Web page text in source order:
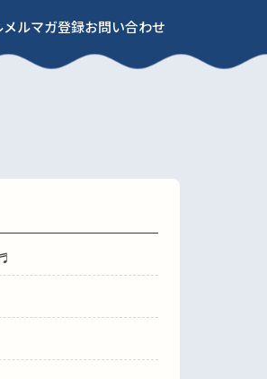
メルマガ登録お問い合わせ